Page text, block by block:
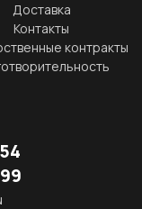
Доставка
Контакты
контракты